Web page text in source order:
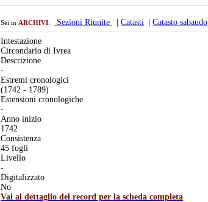
Sei in ARCHIVI: Sezioni Riunite Catasti Catasto sabaudo
Intestazione
Circondario di Ivrea
Descrizione
-
Estremi cronologici
(1742 - 1789)
Estensioni cronologiche
-
Anno inizio
1742
Consistenza
45 fogli
Livello
-
Digitalizzato
No
Vai al dettaglio del record per la scheda completa